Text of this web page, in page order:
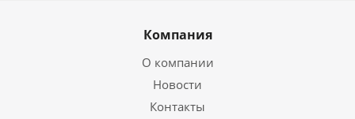
Компания
О компании
Новости
Контакты